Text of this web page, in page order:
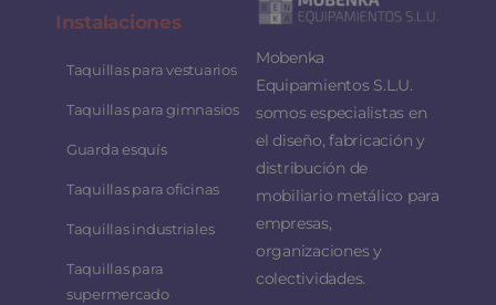
Instalaciones
Taquillas para vestuarios
Taquillas para gimnasios
Guarda esquís
Taquillas para oficinas
Taquillas industriales
Taquillas para
supermercado
Mobenka
Equipamientos S.L.U.
somos especialistas en
el diseño, fabricación y
distribución de
mobiliario metálico para
empresas,
organizaciones y
colectividades.